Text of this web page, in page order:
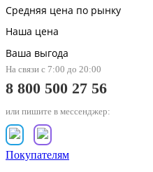
Средняя цена по рынку
Наша цена
Ваша выгода
На связи с 7:00 до 20:00
8 800 500 27 56
или пишите в мессенджер:
Покупателям